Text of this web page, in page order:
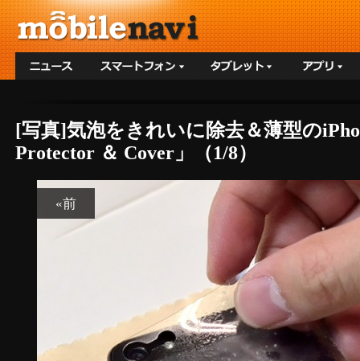
[写真]気泡をきれいに除去＆薄型の
Protector ＆ Cover」（1/8）
«前